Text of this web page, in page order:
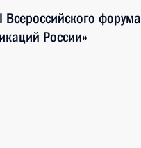
форума
России»